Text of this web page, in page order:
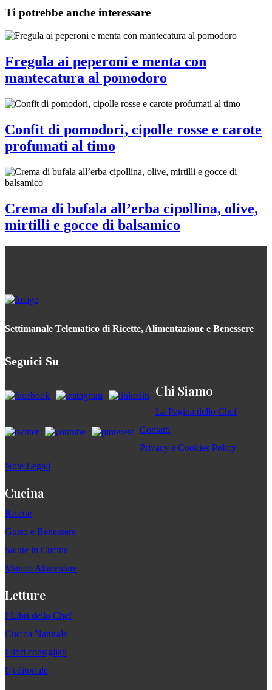
Ti potrebbe anche interessare
Fregula ai peperoni e menta con
mantecatura al pomodoro
Confit di pomodori, cipolle rosse e carote
profumati al timo
Crema di bufala all’erba cipollina, olive,
mirtilli e gocce di balsamico
Settimanale Telematico di Ricette, Alimentazione e Benessere
Seguici Su
Chi Siamo
La Pagina dello Chef
Contatti
Privacy e Cookies Policy
Note Legali
Cucina
Ricette
Gusto e Benessere
Salute in Cucina
Mondo Alimentare
Letture
I Libri dello Chef
Cucina Naturale
I libri consigliati
L'editoriale